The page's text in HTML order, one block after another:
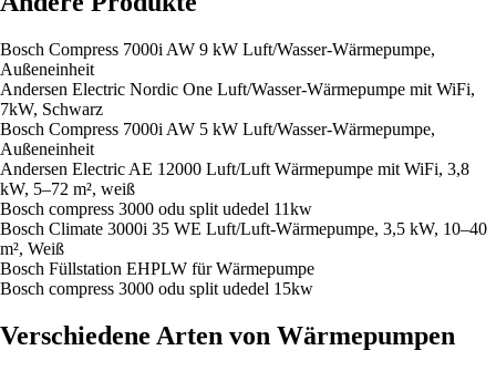
Bosch Compress 7000i AW 9 kW Luft/Wasser-Wärmepumpe,
Außeneinheit
Andersen Electric Nordic One Luft/Wasser-Wärmepumpe mit WiFi,
7kW, Schwarz
Bosch Compress 7000i AW 5 kW Luft/Wasser-Wärmepumpe,
Außeneinheit
Andersen Electric AE 12000 Luft/Luft Wärmepumpe mit WiFi, 3,8
kW, 5–72 m², weiß
Bosch compress 3000 odu split udedel 11kw
Bosch Climate 3000i 35 WE Luft/Luft-Wärmepumpe, 3,5 kW, 10–40
m², Weiß
Bosch Füllstation EHPLW für Wärmepumpe
Bosch compress 3000 odu split udedel 15kw
Verschiedene Arten von Wärmepumpen